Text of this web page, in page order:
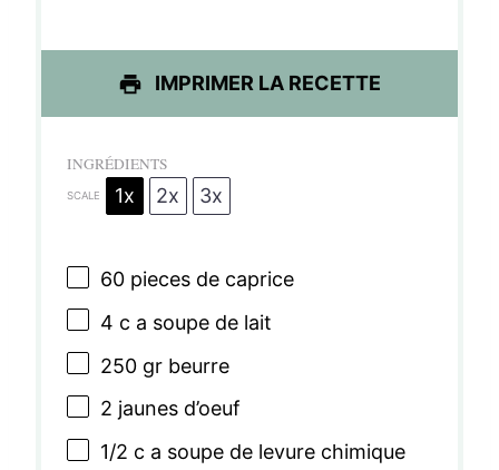
e
s
e
s
e
s
e
s
e
IMPRIMER LA RECETTE
INGRÉDIENTS
SCALE 1x 2x 3x
60pieces de caprice
4 c a soupe de lait
250gr beurre
2 jaunes d’oeuf
1/2 c a soupe de levure chimique